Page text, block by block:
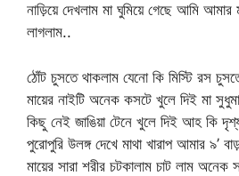
নাড়িয়ে দেখলাম মা ঘুমিয়ে গেছে আমি আমার
লাগলাম..
ঠোঁট চুসতে থাকলাম যেনো কি মিস্টি রস
মায়ের নাইটি অনেক কসটে খুলে দিই মা
কিছু নেই জাঙিয়া টেনে খুলে দিই আহ কি
পুরোপুরি উলঙ্গ দেখে মাথা খারাপ আমার ৯’
মায়ের সারা শরীর চটকালাম চাট লাম